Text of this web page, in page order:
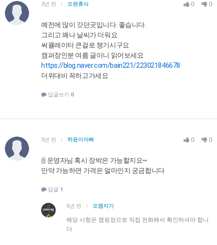
3년 전 오랜휴식 0 0
예전에 많이 갓던곳입니다. 좋습니다.
그리고 꽤나 날씨가 더워요
써큘레이터 큰걸로 챙기시구요
캠퍼장인분 여름 글이니 읽어보세요
https://blog.naver.com/bain221/223021846678
더위대비 꼭하고가세요
답글쓰기 0
5년 전 하윤이아빠 0 0
운영자님 혹시 장박은 가능할지요~
만약 가능하면 가격은 얼마인지 궁금합니다
답글 1
5년 전 오캠지기
해당 사항은 캠핑장으로 직접 전화해서 확인하셔야 합니
다